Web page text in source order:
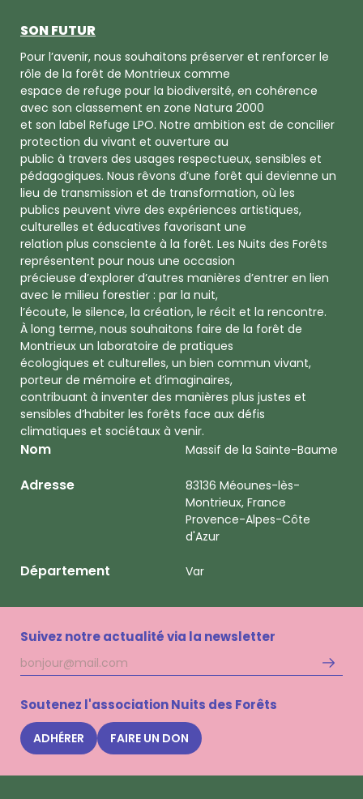
SON FUTUR
Pour l’avenir, nous souhaitons préserver et renforcer le
rôle de la forêt de Montrieux comme
espace de refuge pour la biodiversité, en cohérence
avec son classement en zone Natura 2000
et son label Refuge LPO. Notre ambition est de concilier
protection du vivant et ouverture au
public à travers des usages respectueux, sensibles et
pédagogiques. Nous rêvons d’une forêt qui devienne un
lieu de transmission et de transformation, où les
publics peuvent vivre des expériences artistiques,
culturelles et éducatives favorisant une
relation plus consciente à la forêt. Les Nuits des Forêts
représentent pour nous une occasion
précieuse d’explorer d’autres manières d’entrer en lien
avec le milieu forestier : par la nuit,
l’écoute, le silence, la création, le récit et la rencontre.
À long terme, nous souhaitons faire de la forêt de
Montrieux un laboratoire de pratiques
écologiques et culturelles, un bien commun vivant,
porteur de mémoire et d’imaginaires,
contribuant à inventer des manières plus justes et
sensibles d’habiter les forêts face aux défis
climatiques et sociétaux à venir.
Nom Massif de la Sainte-Baume
Adresse
83136 Méounes-lès-
Montrieux, France
Provence-Alpes-Côte
d'Azur
Département Var
Suivez notre actualité via la newsletter
Adresse
mail
Soutenez l'association Nuits des Forêts
ADHÉRER FAIRE UN DON